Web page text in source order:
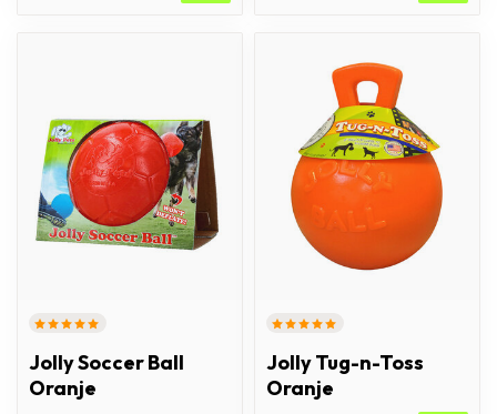
Jolly Soccer Ball
Oranje
Jolly Tug-n-Toss
Oranje